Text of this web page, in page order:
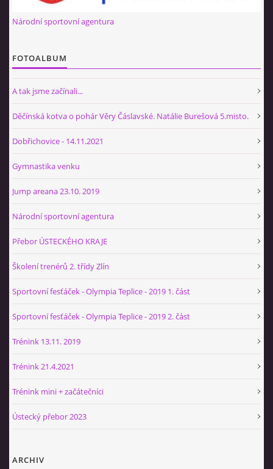
Národní sportovní agentura
FOTOALBUM
A tak jsme začínali...
Děčínská kotva o pohár Věry Čáslavské. Natálie Burešová 5.misto.
Dobřichovice - 14.11.2021
Gymnastika venku
Jump areana 23.10. 2019
Národní sportovní agentura
Přebor ÚSTECKÉHO KRAJE
Školení trenérů 2. třídy Zlín
Sportovní fesťáček - Olympia Teplice - 2019 1. část
Sportovní fesťáček - Olympia Teplice - 2019 2. část
Trénink 13.11. 2019
Trénink 21.4.2021
Trénink mini + začátečníci
Ústecký přebor 2023
ARCHIV